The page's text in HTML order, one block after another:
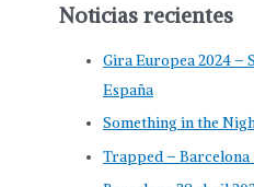
Noticias recientes
Gira Europea 2024 –
España
Something in the
Trapped – Barcelona